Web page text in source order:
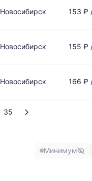
Новосибирск 153 ₽
Новосибирск 155 ₽
Новосибирск 166 ₽
35
Минимум